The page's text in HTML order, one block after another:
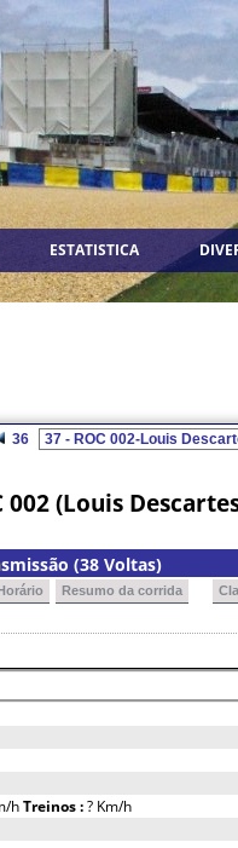
ESTATISTICA
36
002 (Louis
(38 Voltas)
Resumo da corrida
hTreinos :? Km/h